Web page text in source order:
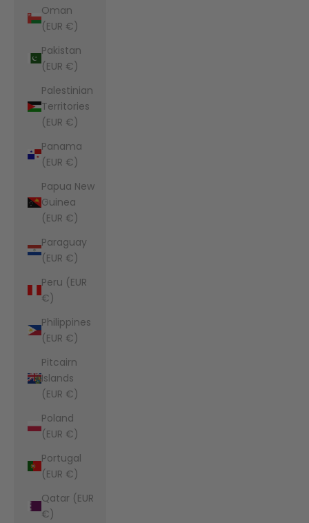
Oman
(EUR €)
Pakistan
(EUR €)
Palestinian
Territories
(EUR €)
Panama
(EUR €)
Papua New
Guinea
(EUR €)
Paraguay
(EUR €)
Peru (EUR
€)
Philippines
(EUR €)
Pitcairn
Islands
(EUR €)
Poland
(EUR €)
Portugal
(EUR €)
Qatar (EUR
€)